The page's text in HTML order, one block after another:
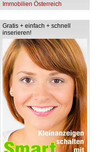
Immobilien Österreich
Gratis + einfach + schnell
inserieren!